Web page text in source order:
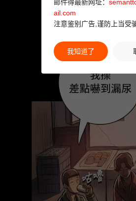
邮件得最新网址：
ail.com
注意鉴别广告,谨防上当受
我知道了